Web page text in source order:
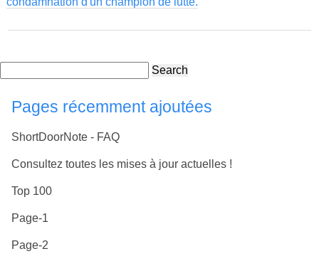
Search
Pages récemment ajoutées
ShortDoorNote - FAQ
Consultez toutes les mises à jour actuelles !
Top 100
Page-1
Page-2